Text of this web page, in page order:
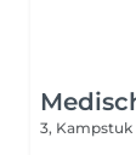
3, Kampstuk